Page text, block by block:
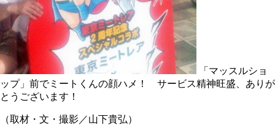
「マッスルショ
ップ」前でミートくんの顔ハメ！ サービス精神旺盛、ありが
とうございます！
（取材・文・撮影／山下貴弘）